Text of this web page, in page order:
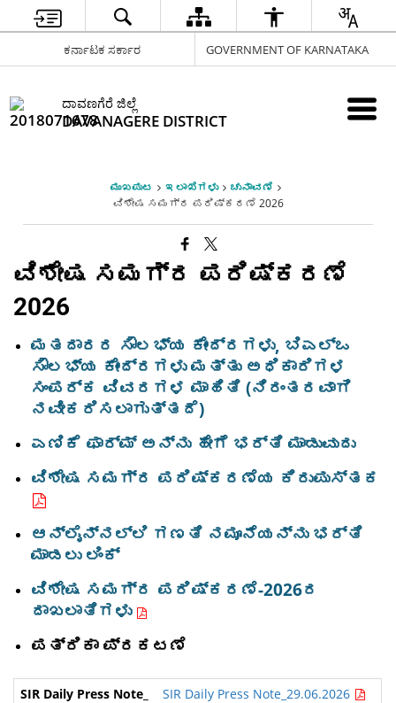
ಕರ್ನಾಟಕ ಸರ್ಕಾರ GOVERNMENT OF KARNATAKA
ದಾವಣಗೆರೆ ಜಿಲ್ಲೆ
DAVANAGERE DISTRICT
ಮುಖಪುಟ ಇಲಾಖೆಗಳು
ಚುನಾವಣೆ
ವಿಶೇಷ ಸಮಗ್ರ ಪರಿಷ್ಕರಣೆ 2026
ವಿಶೇಷ ಸಮಗ್ರ ಪರಿಷ್ಕರಣೆ
2026
ಮತದಾರರ ಸೌಲಭ್ಯ ಕೇಂದ್ರಗಳು, ಬಿಎಲ್‌ಒ
ಸೌಲಭ್ಯ ಕೇಂದ್ರಗಳು ಮತ್ತು ಅಧಿಕಾರಿಗಳ
ಸಂಪರ್ಕ ವಿವರಗಳ ಮಾಹಿತಿ (ನಿರಂತರವಾಗಿ
ನವೀಕರಿಸಲಾಗುತ್ತದೆ)
ಎಣಿಕೆ ಫಾರ್ಮ್ ಅನ್ನು ಹೇಗೆ ಭರ್ತಿ ಮಾಡುವುದು
ವಿಶೇಷ ಸಮಗ್ರ ಪರಿಷ್ಕರಣೆಯ ಕಿರುಪುಸ್ತಕ
ಆನ್‌ಲೈನ್‌ನಲ್ಲಿ ಗಣತಿ ನಮೂನೆಯನ್ನು ಭರ್ತಿ
ಮಾಡಲು ಲಿಂಕ್
ವಿಶೇಷ ಸಮಗ್ರ ಪರಿಷ್ಕರಣೆ-2026ರ
ದಾಖಲಾತಿಗಳು
ಪತ್ರಿಕಾ ಪ್ರಕಟಣೆ
SIR Daily Press Note_29.06.2026